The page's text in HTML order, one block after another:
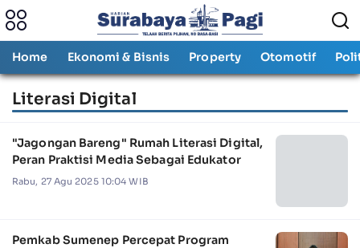
Home Ekonomi & Bisnis Property Otomotif
Literasi Digital
"Jagongan Bareng" Rumah Literasi Digital,
Peran Praktisi Media Sebagai Edukator
Rabu, 27 Agu 2025 10:04 WIB
Pemkab Sumenep Percepat Program